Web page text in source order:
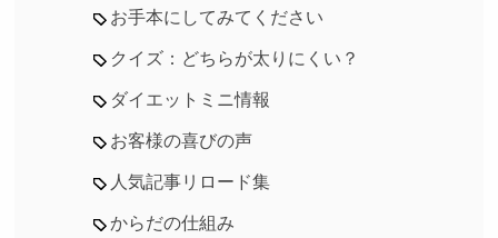
お手本にしてみてください
クイズ：どちらが太りにくい？
ダイエットミニ情報
お客様の喜びの声
人気記事リロード集
からだの仕組み